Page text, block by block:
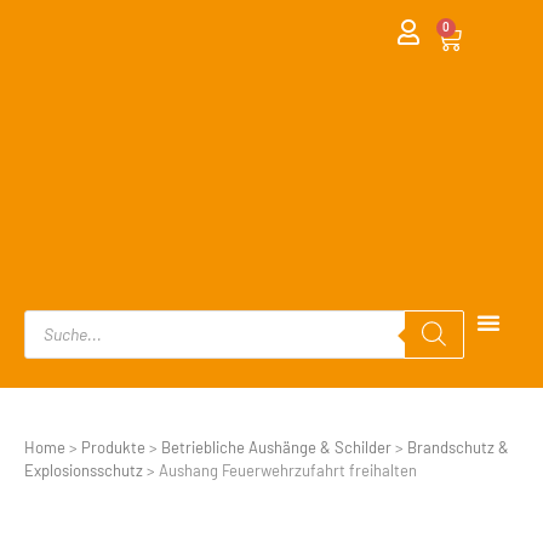
0
Home > Produkte > Betriebliche Aushänge & Schilder> Brandschutz &
Explosionsschutz> Aushang Feuerwehrzufahrt freihalten